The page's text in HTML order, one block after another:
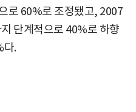
로 60%로 조정됐고, 2007
단계적으로 40%로 하향
다.